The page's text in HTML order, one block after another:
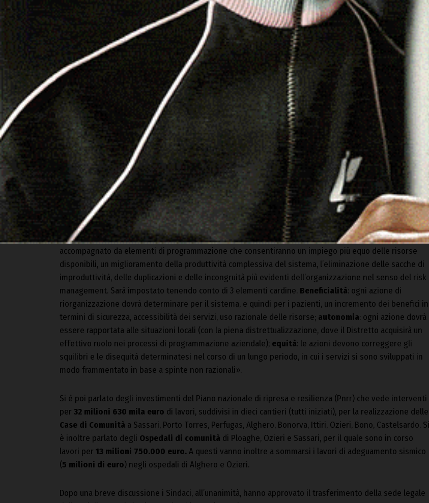
«Il modello di riorganizzazione proposto – ha poi spiegato il Commissario ai Sindaci – sarà
accompagnato da elementi di programmazione che consentiranno un impiego più equo delle risorse
disponibili, un miglioramento della produttività complessiva del sistema, l’eliminazione delle sacche di
improduttività, delle duplicazioni e delle incongruità più evidenti dell’organizzazione nel senso del risk
management. Sarà impostato tenendo conto di 3 elementi cardine. Beneficialità: ogni azione di
riorganizzazione dovrà determinare per il sistema, e quindi per i pazienti, un incremento dei benefici in
termini di sicurezza, accessibilità dei servizi, uso razionale delle risorse; autonomia: ogni azione dovrà
essere rapportata alle situazioni locali (con la piena distrettualizzazione, dove il Distretto acquisirà un
effettivo ruolo nei processi di programmazione aziendale); equità: le azioni devono correggere gli
squilibri e le disequità determinatesi nel corso di un lungo periodo, in cui i servizi si sono sviluppati in
modo frammentato in base a spinte non razionali».
Si è poi parlato degli investimenti del Piano nazionale di ripresa e resilienza (Pnrr) che vede interventi
per 32 milioni 630 mila euro di lavori, suddivisi in dieci cantieri (tutti iniziati), per la realizzazione delle
Case di Comunità a Sassari, Porto Torres, Perfugas, Alghero, Bonorva, Ittiri, Ozieri, Bono, Castelsardo. Si
è inoltre parlato degli Ospedali di comunità di Ploaghe, Ozieri e Sassari, per il quale sono in corso
lavori per 13 milioni 750.000 euro.A questi vanno inoltre a sommarsi i lavori di adeguamento sismico
(5 milioni di euro) negli ospedali di Alghero e Ozieri.
Dopo una breve discussione i Sindaci, all’unanimità, hanno approvato il trasferimento della sede legale